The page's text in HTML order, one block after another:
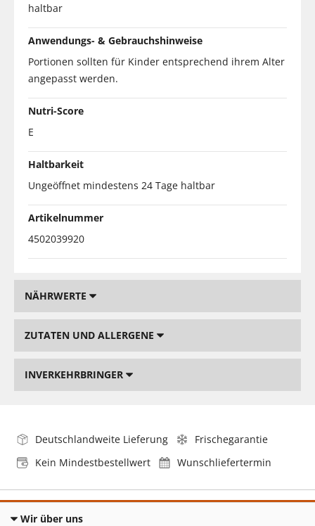
haltbar
Anwendungs- & Gebrauchshinweise
Portionen sollten für Kinder entsprechend ihrem Alter
angepasst werden.
Nutri-Score
E
Haltbarkeit
Ungeöffnet mindestens 24 Tage haltbar
Artikelnummer
4502039920
NÄHRWERTE
ZUTATEN UND ALLERGENE
INVERKEHRBRINGER
Deutschlandweite Lieferung
Frischegarantie
Kein Mindestbestellwert
Wunschliefertermin
Wir über uns